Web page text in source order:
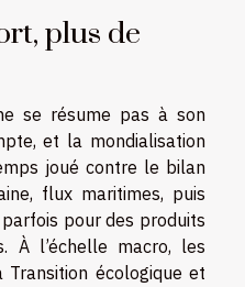
plus de
se résume pas à son
et la mondialisation
joué contre le bilan
flux maritimes, puis
pour des produits
À l’échelle macro, les
écologique et